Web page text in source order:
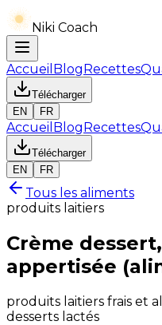
Niki Coach
Accueil BlogRecettes
Télécharger
EN
FR
Accueil BlogRecettes
Télécharger
EN
FR
Tous les aliments
produits laitiers
Crème
appertisée
produits laitiers frais et
desserts lactés